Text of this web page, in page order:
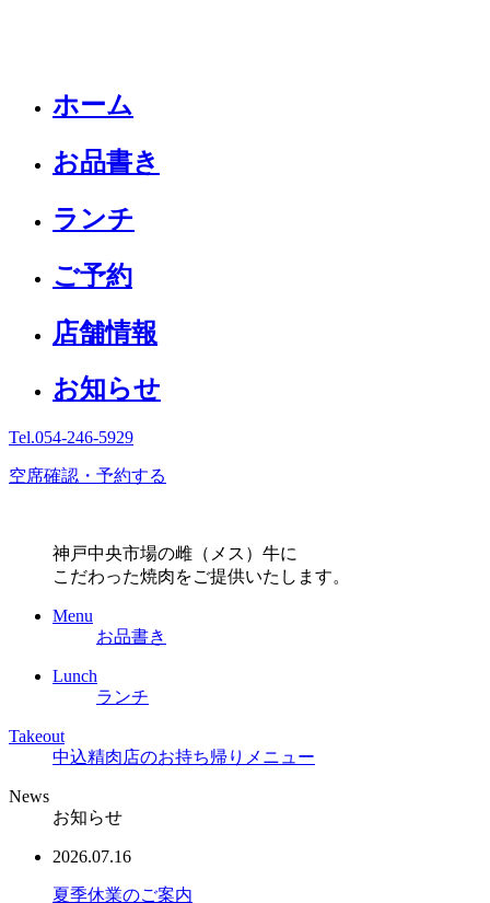
ホーム
お品書き
ランチ
ご予約
店舗情報
お知らせ
Tel.054-246-5929
空席確認・予約する
神戸中央市場の雌（メス）牛に
こだわった焼肉をご提供いたします。
Menu
お品書き
Lunch
ランチ
Takeout
中込精肉店のお持ち帰りメニュー
News
お知らせ
2026.07.16
夏季休業のご案内